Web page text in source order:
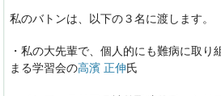
私のバトンは、以下の３名に渡します。
・私の大先輩で、個人的にも難病に取り
まる学習会の高濱 正伸氏